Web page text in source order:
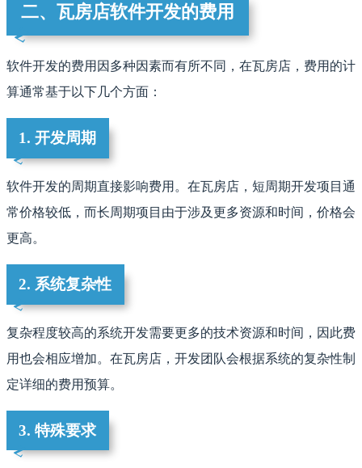
二、瓦房店软件开发的费用
软件开发的费用因多种因素而有所不同，在瓦房店，费用的计
算通常基于以下几个方面：
1. 开发周期
软件开发的周期直接影响费用。在瓦房店，短周期开发项目通
常价格较低，而长周期项目由于涉及更多资源和时间，价格会
更高。
2. 系统复杂性
复杂程度较高的系统开发需要更多的技术资源和时间，因此费
用也会相应增加。在瓦房店，开发团队会根据系统的复杂性制
定详细的费用预算。
3. 特殊要求